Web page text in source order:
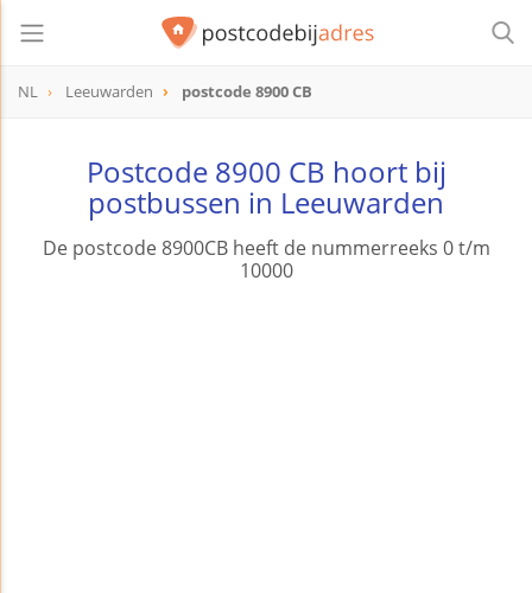
NL Leeuwarden postcode 8900 CB
Postcode 8900 CB hoort bij
postbussen in Leeuwarden
De postcode 8900CB heeft de nummerreeks 0 t/m
10000